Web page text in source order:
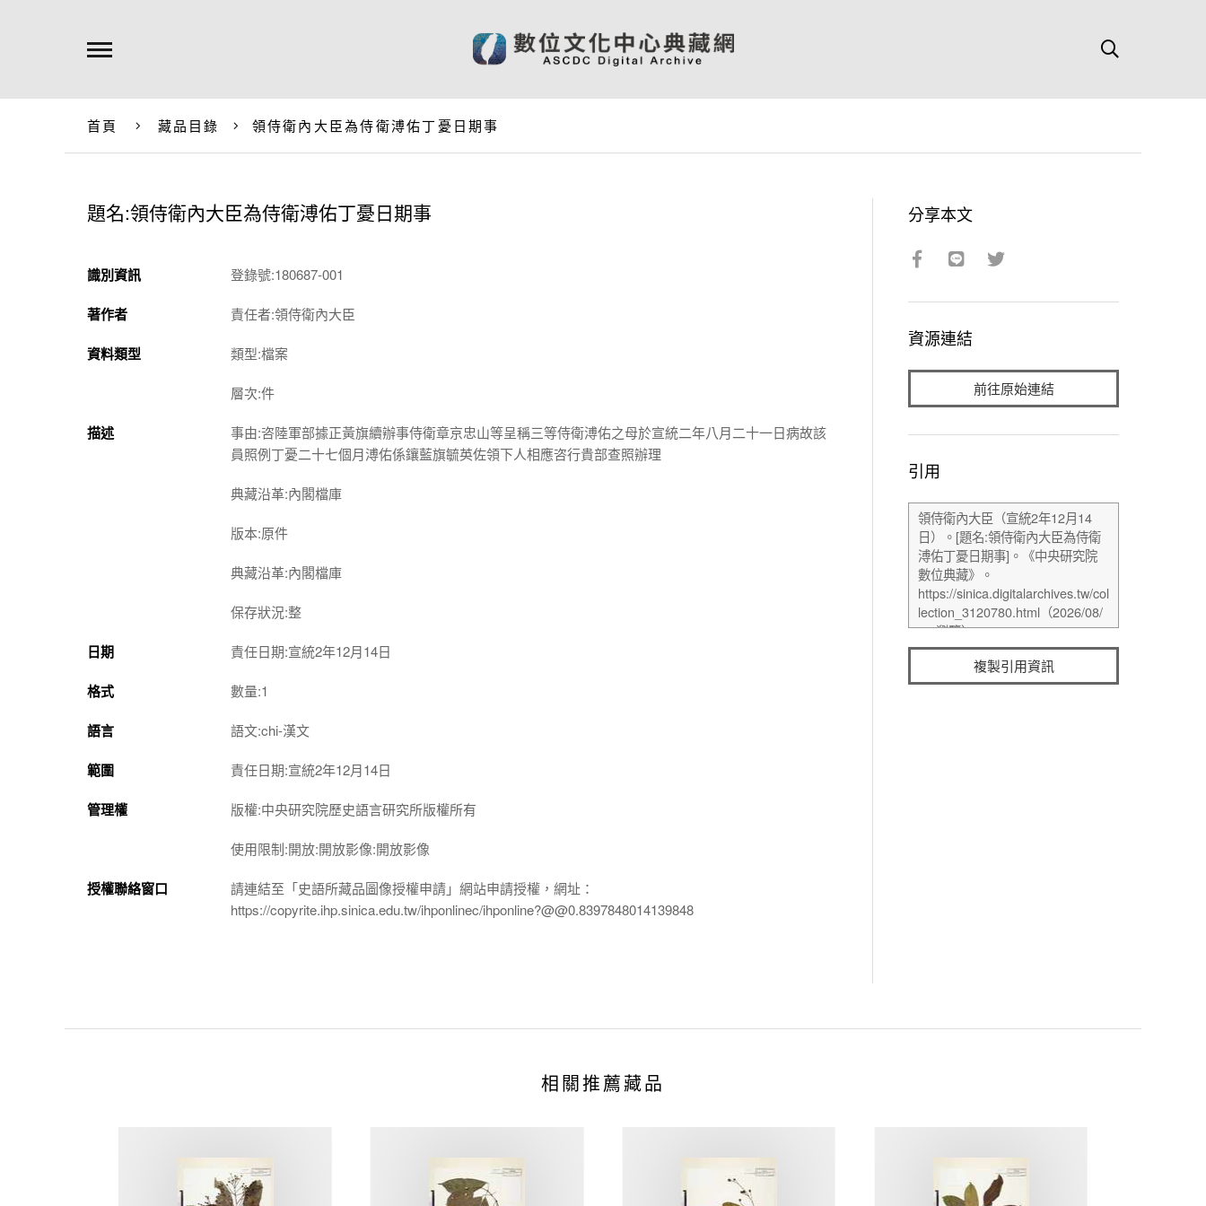
首頁 藏品目錄 領侍衛內大臣為侍衛溥佑丁憂日期事
題名:領侍衛內大臣為侍衛溥佑丁憂日期事
識別資訊 登錄號:180687-001
著作者 責任者:領侍衛內大臣
資料類型 類型:檔案
層次:件
描述
事由:咨陸軍部據正黃旗續辦事侍衛章京忠山等呈稱三等侍衛溥佑之母於宣統二年八月二十一日病故該
員照例丁憂二十七個月溥佑係鑲藍旗毓英佐領下人相應咨行貴部查照辦理
典藏沿革:內閣檔庫
版本:原件
典藏沿革:內閣檔庫
保存狀況:整
日期 責任日期:宣統2年12月14日
格式 數量:1
語言 語文:chi-漢文
範圍 責任日期:宣統2年12月14日
管理權 版權:中央研究院歷史語言研究所版權所有
使用限制:開放:開放影像:開放影像
授權聯絡窗口
請連結至「史語所藏品圖像授權申請」網站申請授權，網址：
https://copyrite.ihp.sinica.edu.tw/ihponlinec/ihponline?@@0.8397848014139848
分享本文
資源連結
前往原始連結
引用
複製引用資訊
相關推薦藏品